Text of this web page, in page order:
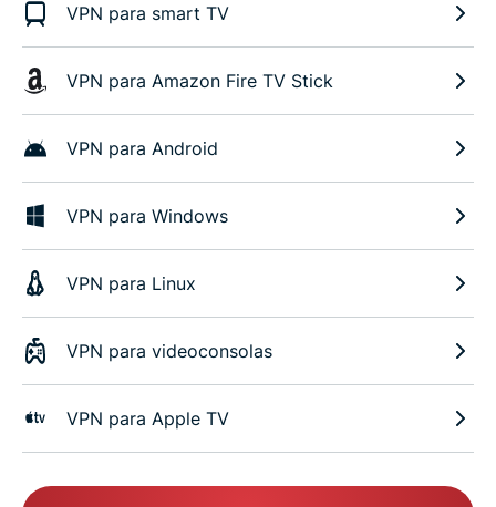
VPN para smart TV
VPN para Amazon Fire TV Stick
VPN para Android
VPN para Windows
VPN para Linux
VPN para videoconsolas
VPN para Apple TV